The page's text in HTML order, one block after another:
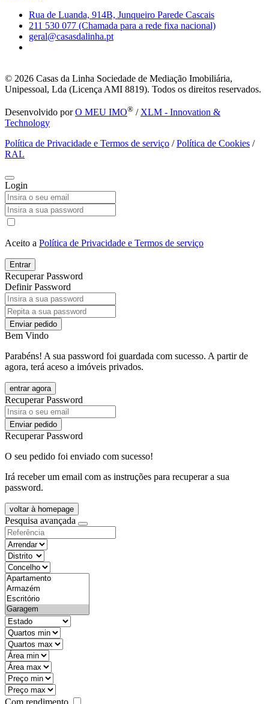
Rua de Luanda, 914B, Junqueiro Parede Cascais
211 530 077 (Chamada para a rede fixa nacional)
geral@casasdalinha.pt
© 2026 Casas da Linha Sociedade de Mediação Imobiliária,
Unipessoal, Lda (Licença AMI 8819). Todos os direitos reservados.
Desenvolvido porO MEU IMO® / XLM - Innovation &
Technology
Política de Privacidade e Termos de serviço /Política de Cookies /
RAL
Login
Aceito a Política de Privacidade e Termos de serviço
Entrar
Recuperar Password
Definir Password
Enviar pedido
Bem Vindo
Parabéns! A sua password foi guardada com sucesso. A partir de
agora, terá aceso a imóveis privados.
entrar agora
Recuperar Password
Enviar pedido
Recuperar Password
O seu pedido foi enviado com sucesso!
Irá receber um email com as instruções para recuperar a sua
password.
voltar à homepage
Pesquisa avançada
objective
districtId
countyId
types
state
mintypo
maxtypo
minarea
maxarea
minprice
maxprice
Com rendimento